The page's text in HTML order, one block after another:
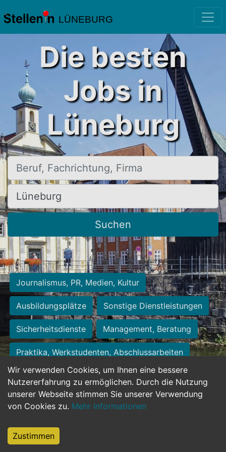
LÜNEBURG
Wir verwenden Cookies, um Ihnen eine bessere
Nutzererfahrung zu ermöglichen. Durch die Nutzung
unserer Webseite stimmen Sie unserer Verwendung
von Cookies zu. Mehr Informationen
Zustimmen
Die besten
Jobs in
Lüneburg
Beruf, Fachrichtung, Firma
Ort, Stadt
Suchen
Journalismus, PR, Medien, Kultur
Ausbildungsplätze Sonstige Dienstleistungen
Sicherheitsdienste Management, Beratung
Praktika, Werkstudenten, Abschlussarbeiten
Personalwesen Assistenz, Sekretariat
Hilfskräfte, Aushilfs- und Nebenjobs
Weiterbildung, Studium, duale Ausbildung